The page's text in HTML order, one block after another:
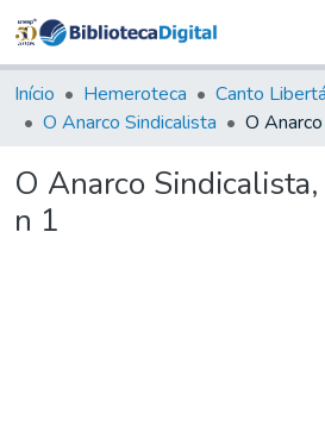
&
Coleções
Tudo na
Digital
Início Hemeroteca
O Anarco Sindicalista
O Anarco
n 1